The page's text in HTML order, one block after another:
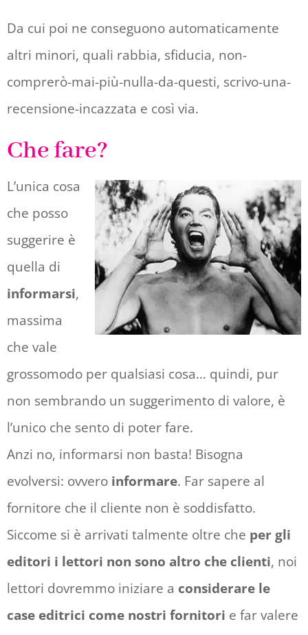
Da cui poi ne conseguono automaticamente
altri minori, quali rabbia, sfiducia, non-
comprerò-mai-più-nulla-da-questi, scrivo-una-
recensione-incazzata e così via.
Che fare?
L’unica cosa
che posso
suggerire è
quella di
informarsi,
massima
che vale
grossomodo per qualsiasi cosa… quindi, pur
non sembrando un suggerimento di valore, è
l’unico che sento di poter fare.
Anzi no, informarsi non basta! Bisogna
evolversi: ovvero informare. Far sapere al
fornitore che il cliente non è soddisfatto.
Siccome si è arrivati talmente oltre che per gli
editori i lettori non sono altro che clienti, noi
lettori dovremmo iniziare a considerare le
case editrici come nostri fornitori e far valere